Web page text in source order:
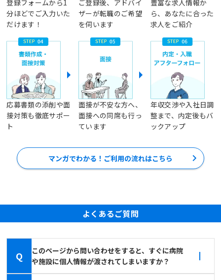
登録フォームから1
分ほどでご入力いた
だけます！
ご登録後、アドバイ
ザーが転職のご希望
を伺います
豊富な求人情報か
ら、あなたに合った
求人をご紹介
応募書類の添削や面
接対策も徹底サポー
ト
面接が不安な方へ、
面接への同席も行っ
ています
年収交渉や入社日調
整まで、内定後もバ
ックアップ
マンガでわかる！ご利用の流れはこちら
よくあるご質問
Q
このページから問い合わせをすると、すぐに病院
や施設に個人情報が渡されてしまいますか？